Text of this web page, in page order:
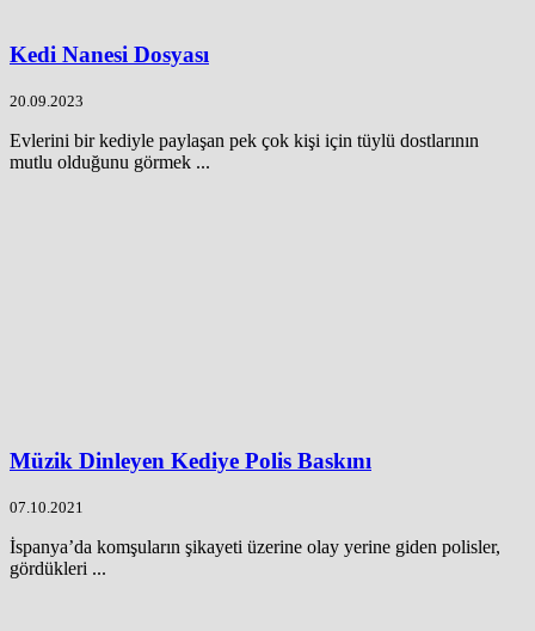
Kedi Nanesi Dosyası
20.09.2023
Evlerini bir kediyle paylaşan pek çok kişi için tüylü dostlarının
mutlu olduğunu görmek ...
Müzik Dinleyen Kediye Polis Baskını
07.10.2021
İspanya’da komşuların şikayeti üzerine olay yerine giden polisler,
gördükleri ...